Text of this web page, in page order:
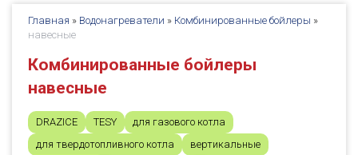
Главная » Водонагреватели » Комбинированные бойлеры »
навесные
Комбинированные бойлеры
навесные
DRAZICE TESY
для газового котла
для твердотопливного котла
вертикальные